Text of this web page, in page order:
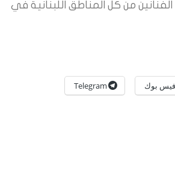
من كل المناطق اللبنانية في
فيس بوك Telegram